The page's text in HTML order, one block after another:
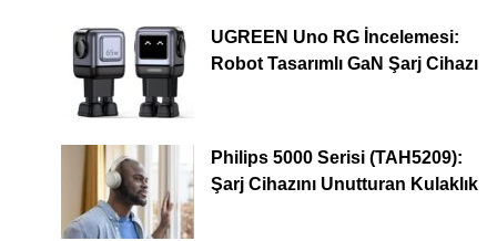
UGREEN Uno RG İncelemesi:
Robot Tasarımlı GaN Şarj Cihazı
Philips 5000 Serisi (TAH5209):
Şarj Cihazını Unutturan Kulaklık